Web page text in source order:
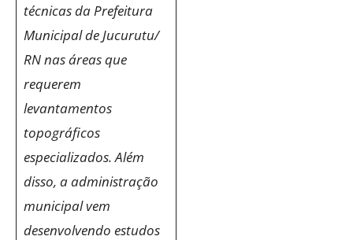
técnicas da Prefeitura
Municipal de Jucurutu/
RN nas áreas que
requerem
levantamentos
topográficos
especializados. Além
disso, a administração
municipal vem
desenvolvendo estudos